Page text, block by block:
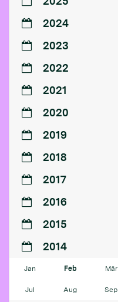
2024
2023
2022
2021
2020
2019
2018
2017
2016
2015
2014
Jan Feb Mär
Jul Aug Sep